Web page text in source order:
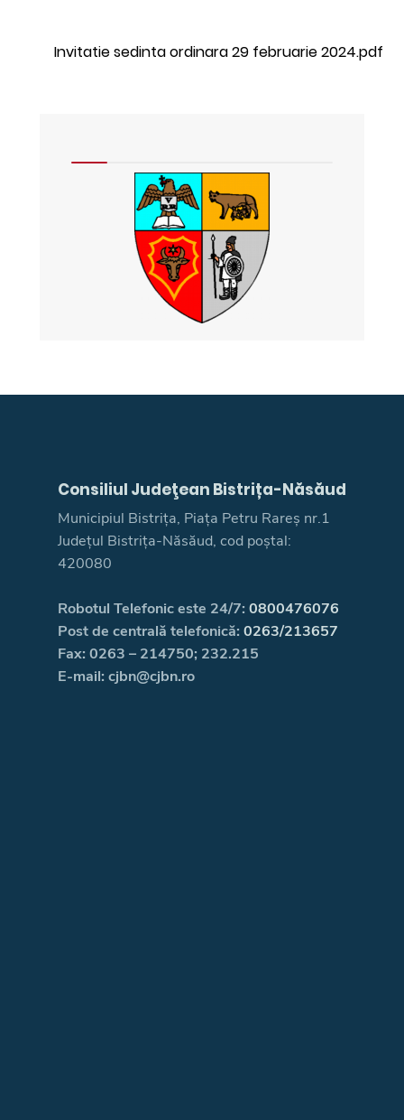
Invitatie sedinta ordinara 29 februarie 2024.pdf
Consiliul Judeţean Bistrița-Năsăud
Municipiul Bistrița, Piața Petru Rareș nr.1
Județul Bistrița-Năsăud, cod poștal:
420080
Robotul Telefonic este 24/7: 0800476076
Post de centrală telefonică: 0263/213657
Fax: 0263 – 214750; 232.215
E-mail: cjbn@cjbn.ro